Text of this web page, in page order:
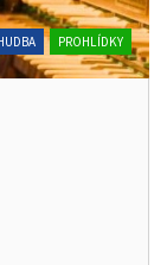
PROHLÍDKY